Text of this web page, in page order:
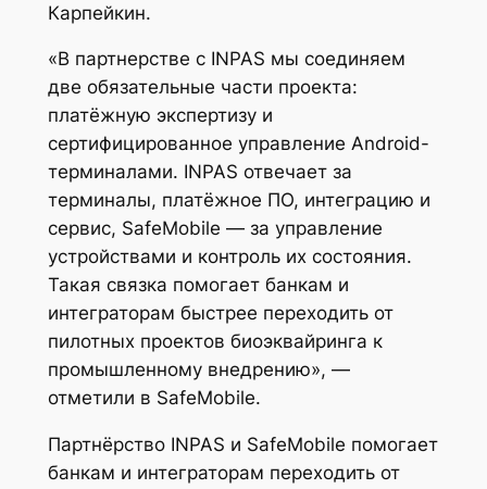
Карпейкин.
«В партнерстве с INPAS мы соединяем
две обязательные части проекта:
платёжную экспертизу и
сертифицированное управление Android-
терминалами. INPAS отвечает за
терминалы, платёжное ПО, интеграцию и
сервис, SafeMobile — за управление
устройствами и контроль их состояния.
Такая связка помогает банкам и
интеграторам быстрее переходить от
пилотных проектов биоэквайринга к
промышленному внедрению», —
отметили в SafeMobile.
Партнёрство INPAS и SafeMobile помогает
банкам и интеграторам переходить от